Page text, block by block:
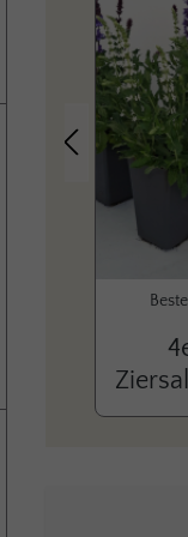
Vorheriges